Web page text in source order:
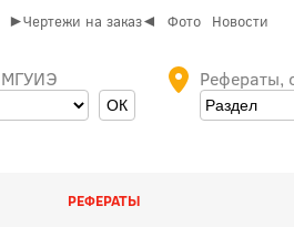
►Чертежи на заказ◄ Фото Новости
МГУИЭ Рефераты,
РЕФЕРАТЫ